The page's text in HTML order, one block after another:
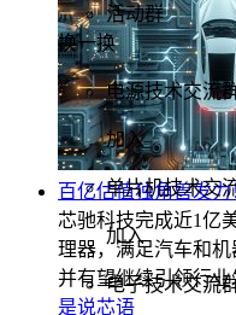
百亿估值独角兽发力
芯驰科技完成近1亿
理器，满足汽车和
并有望继续引领行业
是说芯语
活动群
换一换
电源技术交流
加入
单片机技术交
加入
电子技术交流